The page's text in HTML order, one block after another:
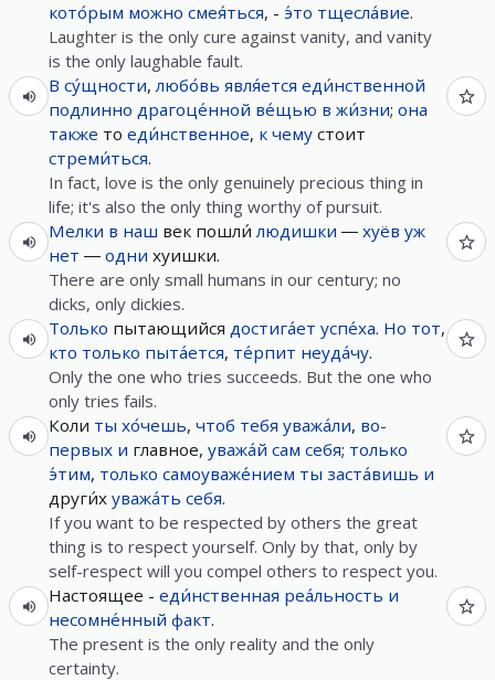
кото́рым можно смея́ться, - э́то тщесла́вие.
Laughter is the only cure against vanity, and vanity
is the only laughable fault.
В су́щности,любо́вь явля́ется еди́нственной
подлинно драгоце́нной ве́щью в жи́зни; она
также то еди́нственное, к чему стоит
стреми́ться.
In fact, love is the only genuinely precious thing in
life; it's also the only thing worthy of pursuit.
Мелки в наш век пошли́людишки ― хуёв уж
нет ― одни хуишки.
There are only small humans in our century; no
dicks, only dickies.
Только пытающийся достига́ет успе́ха. Но тот,
кто только пыта́ется, те́рпит неуда́чу.
Only the one who tries succeeds. But the one who
only tries fails.
Коли ты хо́чешь, чтоб тебя уважа́ли, во-
первых и главное, уважа́й сам себя; только
э́тим, только самоуваже́нием ты заста́вишь и
други́х уважа́ть себя.
If you want to be respected by others the great
thing is to respect yourself. Only by that, only by
self-respect will you compel others to respect you.
Настоящее - еди́нственная реа́льность и
несомне́нный факт.
The present is the only reality and the only
certainty.